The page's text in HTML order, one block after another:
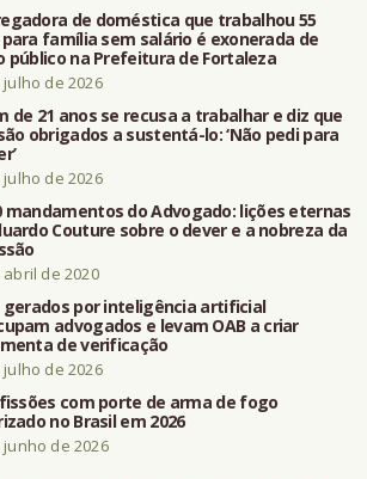
de doméstica que trabalhou 55
família sem salário é exonerada de
público na Prefeitura de Fortaleza
julho de 2026
de 21 anos se recusa a trabalhar e diz que
obrigados a sustentá-lo: ‘Não pedi para
julho de 2026
mandamentos do Advogado: lições eternas
Couture sobre o dever e a nobreza da
abril de 2020
gerados por inteligência artificial
advogados e levam OAB a criar
de verificação
julho de 2026
com porte de arma de fogo
no Brasil em 2026
junho de 2026